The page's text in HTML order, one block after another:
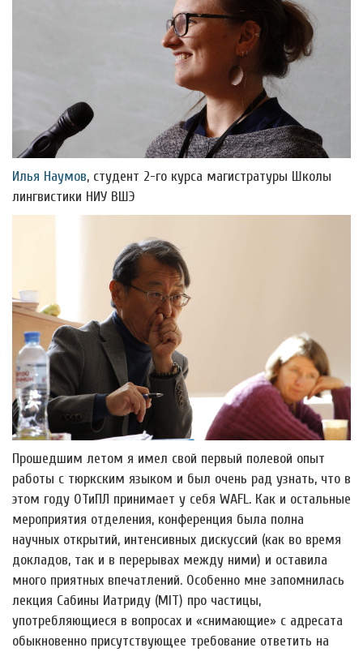
Илья Наумов, студент 2-го курса магистратуры Школы
лингвистики НИУ ВШЭ
Прошедшим летом я имел свой первый полевой опыт
работы с тюркским языком и был очень рад узнать, что в
этом году ОТиПЛ принимает у себя WAFL. Как и остальные
мероприятия отделения, конференция была полна
научных открытий, интенсивных дискуссий (как во время
докладов, так и в перерывах между ними) и оставила
много приятных впечатлений. Особенно мне запомнилась
лекция Сабины Иатриду (MIT) про частицы,
употребляющиеся в вопросах и «снимающие» с адресата
обыкновенно присутствующее требование ответить на